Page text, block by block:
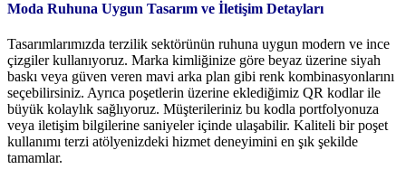
Moda Ruhuna Uygun Tasarım ve İletişim Detayları
Tasarımlarımızda terzilik sektörünün ruhuna uygun modern ve ince
çizgiler kullanıyoruz. Marka kimliğinize göre beyaz üzerine siyah
baskı veya güven veren mavi arka plan gibi renk kombinasyonlarını
seçebilirsiniz. Ayrıca poşetlerin üzerine eklediğimiz QR kodlar ile
büyük kolaylık sağlıyoruz. Müşterileriniz bu kodla portfolyonuza
veya iletişim bilgilerine saniyeler içinde ulaşabilir. Kaliteli bir poşet
kullanımı terzi atölyenizdeki hizmet deneyimini en şık şekilde
tamamlar.